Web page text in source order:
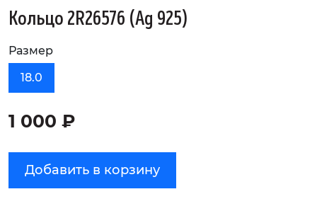
Кольцо 2R26576 (Ag 925)
Размер
18.0
1 000 ₽
Добавить в корзину